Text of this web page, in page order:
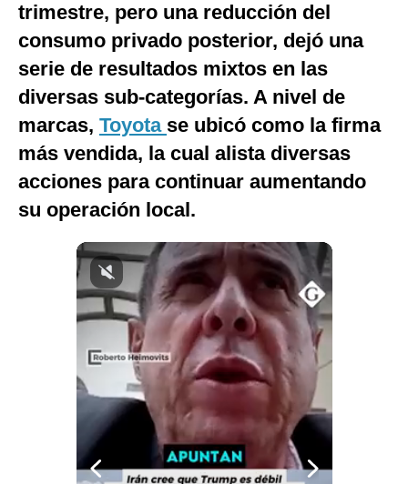
Notas Contratadas
Gestión TV
Videos
gestion.pe
Condiciones
trimestre, pero una reducción del
consumo privado posterior, dejó una
serie de resultados mixtos en las
diversas sub-categorías. A nivel de
marcas, Toyota se ubicó como la firma
más vendida, la cual alista diversas
acciones para continuar aumentando
su operación local.